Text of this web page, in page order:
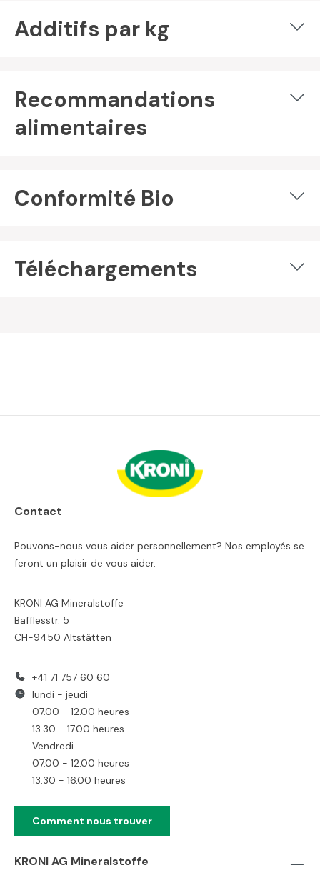
Additifs par kg
Recommandations
alimentaires
Conformité Bio
Téléchargements
Contact
Pouvons-nous vous aider personnellement? Nos employés se
feront un plaisir de vous aider.
KRONI AG Mineralstoffe
Bafflesstr. 5
CH-9450 Altstätten
+41 71 757 60 60
lundi - jeudi
07.00 - 12.00 heures
13.30 - 17.00 heures
Vendredi
07.00 - 12.00 heures
13.30 - 16.00 heures
Comment nous trouver
KRONI AG Mineralstoffe